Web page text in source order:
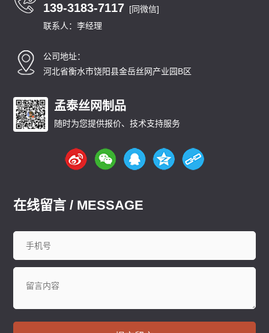
139-3183-7117 [同微信]
联系人：李经理
公司地址：
河北省衡水市饶阳县金岳丝网产业园B区
孟泰丝网制品
随时为您提供报价、技术支持服务
在线留言 / MESSAGE